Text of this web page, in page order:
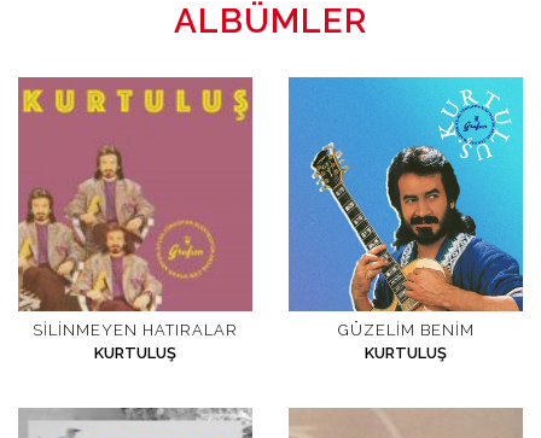
ALBÜMLER
SILINMEYEN HATIRALAR
KURTULUŞ
GÜZELIM BENIM
KURTULUŞ